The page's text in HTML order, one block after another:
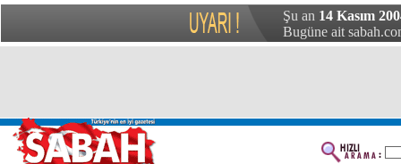
Şu an 14 Kasım
Bugüne ait